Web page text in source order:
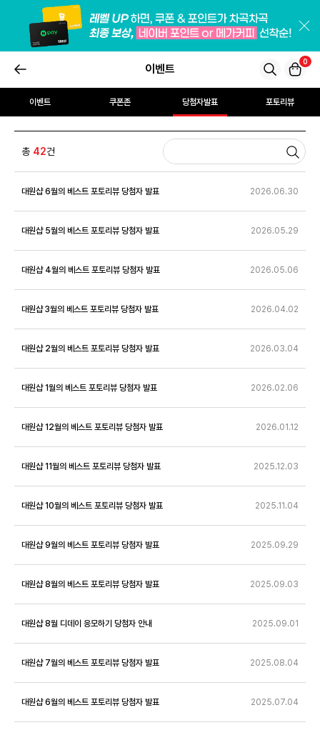
이벤트
0
이벤트 쿠폰존 당첨자발표 포토리뷰
총 42건
대원샵 6월의 베스트 포토리뷰 당첨자 발표 2026.06.30
대원샵 5월의 베스트 포토리뷰 당첨자 발표 2026.05.29
대원샵 4월의 베스트 포토리뷰 당첨자 발표 2026.05.06
대원샵 3월의 베스트 포토리뷰 당첨자 발표 2026.04.02
대원샵 2월의 베스트 포토리뷰 당첨자 발표 2026.03.04
대원샵 1월의 베스트 포토리뷰 당첨자 발표 2026.02.06
대원샵 12월의 베스트 포토리뷰 당첨자 발표 2026.01.12
대원샵 11월의 베스트 포토리뷰 당첨자 발표 2025.12.03
대원샵 10월의 베스트 포토리뷰 당첨자 발표 2025.11.04
대원샵 9월의 베스트 포토리뷰 당첨자 발표 2025.09.29
대원샵 8월의 베스트 포토리뷰 당첨자 발표 2025.09.03
대원샵 8월 디데이 응모하기 당첨자 안내 2025.09.01
대원샵 7월의 베스트 포토리뷰 당첨자 발표 2025.08.04
대원샵 6월의 베스트 포토리뷰 당첨자 발표 2025.07.04